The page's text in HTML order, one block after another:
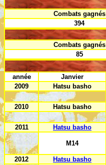
Combats gagnés
394
Combats gagnés
85
année Janvier
2009
Hatsu basho
2010 Hatsu basho
2011
Hatsu basho
M14
2012 Hatsu basho